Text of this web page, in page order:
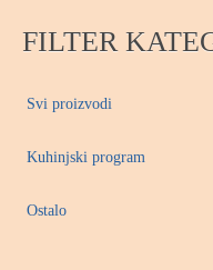
FILTER
Svi proizvodi
Kuhinjski program
Ostalo